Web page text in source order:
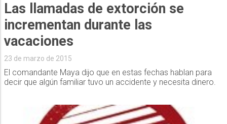
Las llamadas de extorción se
incrementan durante las
vacaciones
23 de marzo de 2015
El comandante Maya dijo que en estas fechas hablan para
decir que algún familiar tuvo un accidente y necesita dinero.